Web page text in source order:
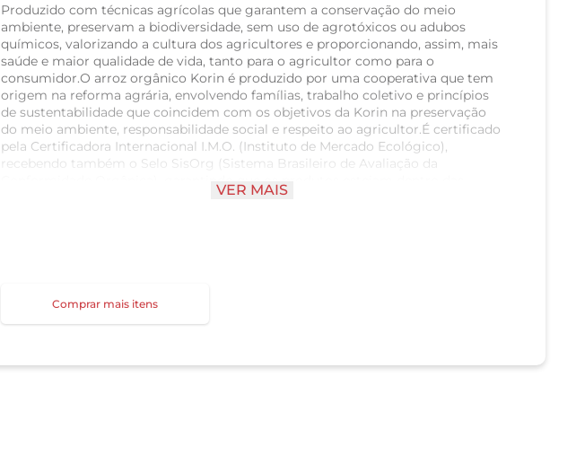
Produzido com técnicas agrícolas que garantem a conservação do meio
ambiente, preservam a biodiversidade, sem uso de agrotóxicos ou adubos
químicos, valorizando a cultura dos agricultores e proporcionando, assim, mais
saúde e maior qualidade de vida, tanto para o agricultor como para o
consumidor.O arroz orgânico Korin é produzido por uma cooperativa que tem
origem na reforma agrária, envolvendo famílias, trabalho coletivo e princípios
de sustentabilidade que coincidem com os objetivos da Korin na preservação
do meio ambiente, responsabilidade social e respeito ao agricultor.É certificado
pela Certificadora Internacional I.M.O. (Instituto de Mercado Ecológico),
recebendo também o Selo SisOrg (Sistema Brasileiro de Avaliação da
Conformidade Orgânica), garantindo que os produtos estejam dentro das
normas e padrões nacionais e internacionais dos orgânicos. Porção de 50g =
VER MAIS
Comprar mais itens